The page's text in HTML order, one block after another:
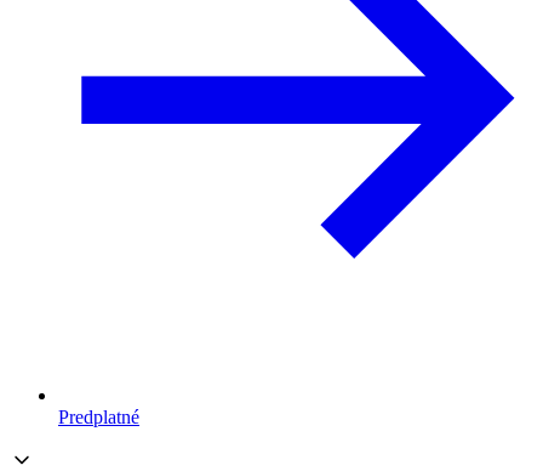
Predplatné